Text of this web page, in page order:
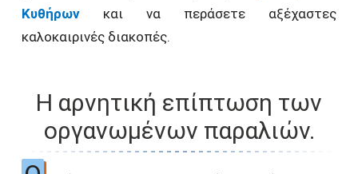
Κυθήρων και να περάσετε αξέχαστες
καλοκαιρινές διακοπές.
Η αρνητική επίπτωση των
οργανωμένων παραλιών.